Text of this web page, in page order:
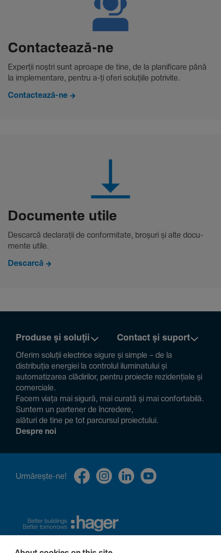
Contac­tează-ne
Experții noștri sunt aproape de tine, de la plani­fi­care până
la imple­men­tare, pentru a-ți oferi solu­țiile potri­vite.
Contactează-ne
Docu­mente utile
Descarcă decla­rații de conformitate, broșuri și alte docu­
mente utile.
Descarcă
Produse și soluții Contact și suport
Oferim soluții electrice sigure și simple – de la
distribuția energiei la controlul ilumi­na­tului și
auto­ma­ti­zarea clădi­rilor, pentru proiecte rezi­den­țiale și
comer­ciale.
Facem viața mai sigură, mai curată și mai confor­ta­bilă.
Suntem un partener de încre­dere,
alături de tine pe tot parcursul proiec­tului.
Despre noi
Urmă­rește-ne!